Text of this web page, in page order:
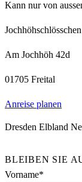
Kann nur von
Am Jochhöh 42d
01705 Freital
Anreise planen
Dresden Elbland
BLEIBEN SIE
Vorname*